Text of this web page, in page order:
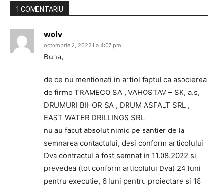
1 COMENTARIU
wolv
octombrie 3, 2022 La 4:07 pm
Buna,
de ce nu mentionati in artiol faptul ca asocierea
de firme TRAMECO SA , VAHOSTAV – SK, a.s,
DRUMURI BIHOR SA , DRUM ASFALT SRL ,
EAST WATER DRILLINGS SRL
nu au facut absolut nimic pe santier de la
semnarea contactului, desi conform articolului
Dva contractul a fost semnat in 11.08.2022 si
prevedea (tot conform articolului Dva) 24 luni
pentru executie, 6 luni pentru proiectare si 18